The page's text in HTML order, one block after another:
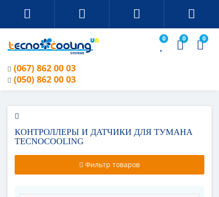
0 0 0
(067) 862 00 03
(050) 862 00 03
КОНТРОЛЛЕРЫ И ДАТЧИКИ ДЛЯ ТУМАНА
TECNOCOOLING
Фильтр товаров